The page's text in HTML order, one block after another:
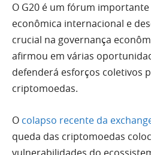
O G20 é um fórum
econômica internacional e
crucial na governança
afirmou em várias
defenderá esforços coletivos
criptomoedas.
O colapso recente da
queda das criptomoedas